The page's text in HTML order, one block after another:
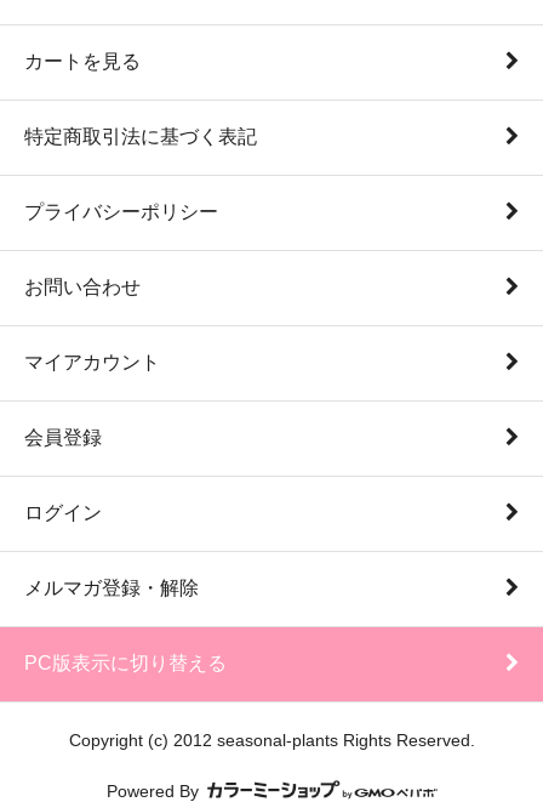
カートを見る
特定商取引法に基づく表記
プライバシーポリシー
お問い合わせ
マイアカウント
会員登録
ログイン
メルマガ登録・解除
PC版表示に切り替える
Copyright (c) 2012 seasonal-plants Rights Reserved.
Powered By